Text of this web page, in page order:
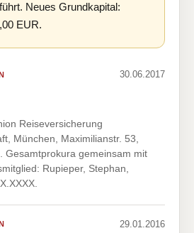
Neues Grundkapital:
EUR.
30.06.2017
Reiseversicherung
München, Maximilianstr. 53,
Gesamtprokura gemeinsam mit
Rupieper, Stephan,
29.01.2016